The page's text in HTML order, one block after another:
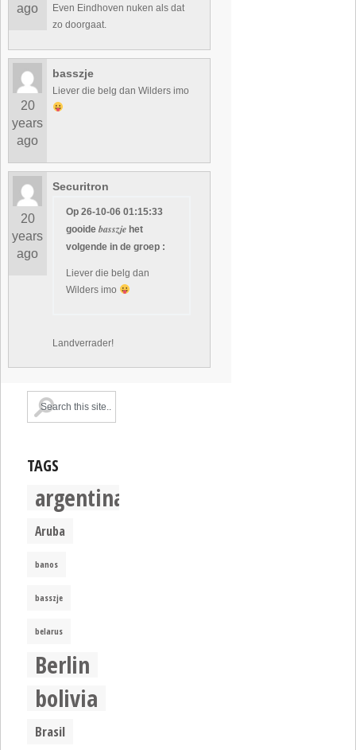
ago
Even Eindhoven nuken als dat
zo doorgaat.
20
years
ago
basszje
Liever die belg dan Wilders imo
20
years
ago
Securitron
Op 26-10-06 01:15:33
gooidebasszje het
volgende in de groep :
Liever die belg dan
Wilders imo
Landverrader!
TAGS
argentina
Aruba
banos
basszje
belarus
Berlin
bolivia
Brasil